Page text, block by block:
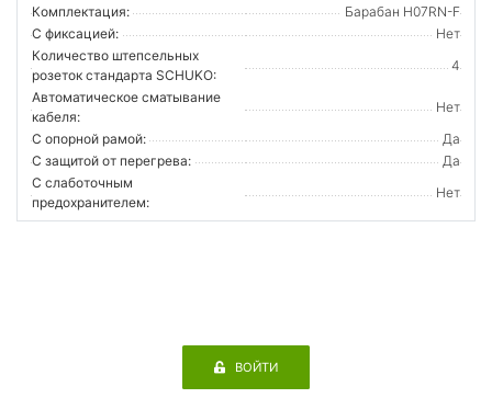
Комплектация:
Барабан H07RN-F
С фиксацией:
Нет
Количество штепсельных
розеток стандарта SCHUKO:
4
Автоматическое сматывание
кабеля:
Нет
С опорной рамой:
Да
С защитой от перегрева:
Да
С слаботочным
предохранителем:
Нет
ВОЙТИ